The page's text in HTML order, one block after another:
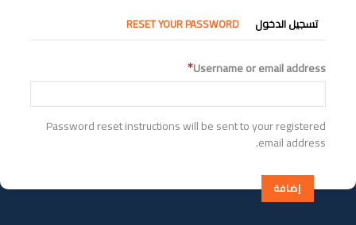
التبويبات
الأساسية
تسجيل الدخول RESET YOUR PASSWORD
Username or email address
Password reset instructions will be sent to your registered
email address.